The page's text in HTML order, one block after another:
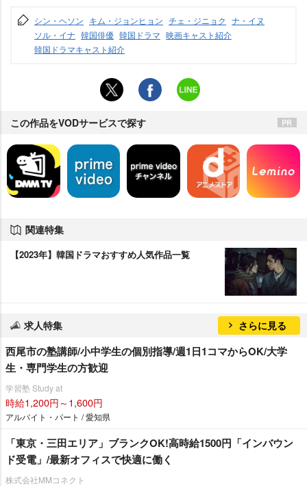
シン・ヘソン キム・ジョンヒョン チェ・ジニョク ナ・イヌ
ソル・イナ 韓国俳優 韓国ドラマ 映画キャスト紹介
韓国ドラマキャスト紹介
この作品をVODサービスで探す
関連特集
【2023年】韓国ドラマおすすめ人気作品一覧
求人特集 さらに見る
西尾市の塾講師/小中学生の個別指導/週1日1コマからOK/大学
生・専門学生の方歓迎
学習塾 Study at
時給1,200円～1,600円
アルバイト・パート / 愛知県
「東京・三田エリア」ブランクOK!高時給1500円「インバウン
ド受電」/最新オフィスで快適に働く
株式会社MMコネクト